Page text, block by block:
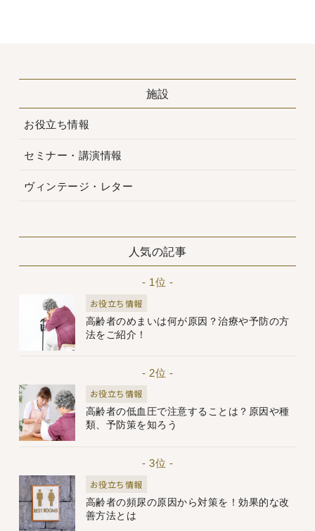
施設
お役立ち情報
セミナー・講演情報
ヴィンテージ・レター
人気の記事
- 1位 -
お役立ち情報
高齢者のめまいは何が原因？治療や予防の方
法をご紹介！
- 2位 -
お役立ち情報
高齢者の低血圧で注意することは？原因や種
類、予防策を知ろう
- 3位 -
お役立ち情報
高齢者の頻尿の原因から対策を！効果的な改
善方法とは